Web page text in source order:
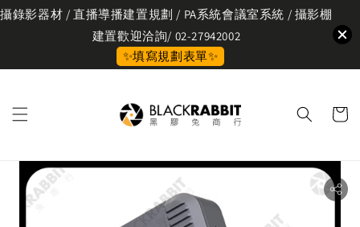
攝錄影器材 / 直播導播建置規劃 / PA系統會議室系統 / 攝影棚
建置歡迎洽詢/ 02-27942002
✨填寫規劃表單✨